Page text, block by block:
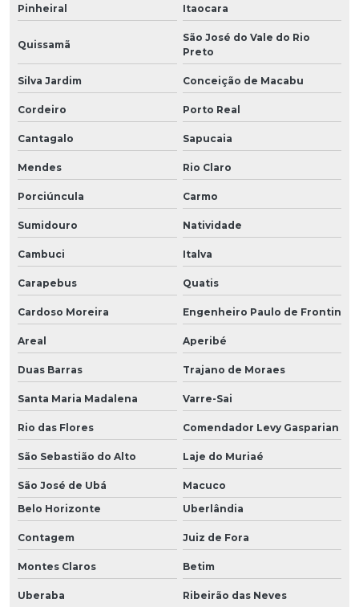
Pinheiral Itaocara
Quissamã
São José do Vale do Rio
Preto
Silva Jardim Conceição de Macabu
Cordeiro Porto Real
Cantagalo Sapucaia
Mendes Rio Claro
Porciúncula Carmo
Sumidouro Natividade
Cambuci Italva
Carapebus Quatis
Cardoso Moreira Engenheiro Paulo de Frontin
Areal Aperibé
Duas Barras Trajano de Moraes
Santa Maria Madalena Varre-Sai
Rio das Flores Comendador Levy Gasparian
São Sebastião do Alto Laje do Muriaé
São José de Ubá
Macuco
Belo Horizonte
Uberlândia
Contagem Juiz de Fora
Montes Claros Betim
Uberaba Ribeirão das Neves